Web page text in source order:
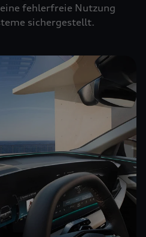
fehlerfreie Nutzung
sichergestellt.